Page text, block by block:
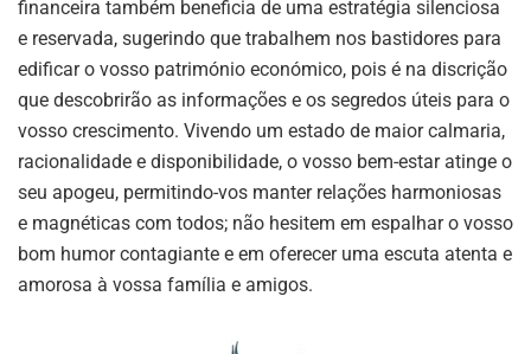
financeira também beneficia de uma estratégia silenciosa
e reservada, sugerindo que trabalhem nos bastidores para
edificar o vosso património económico, pois é na discrição
que descobrirão as informações e os segredos úteis para o
vosso crescimento. Vivendo um estado de maior calmaria,
racionalidade e disponibilidade, o vosso bem-estar atinge o
seu apogeu, permitindo-vos manter relações harmoniosas
e magnéticas com todos; não hesitem em espalhar o vosso
bom humor contagiante e em oferecer uma escuta atenta e
amorosa à vossa família e amigos.